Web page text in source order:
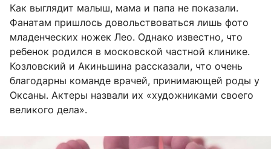
Как выглядит малыш, мама и папа не показали.
Фанатам пришлось довольствоваться лишь фото
младенческих ножек Лео. Однако известно, что
ребенок родился в московской частной клинике.
Козловский и Акиньшина рассказали, что очень
благодарны команде врачей, принимающей роды у
Оксаны. Актеры назвали их «художниками своего
великого дела».